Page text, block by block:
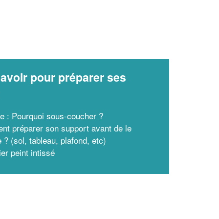
pour préparer ses
: Pourquoi sous-coucher ?
préparer son support avant de le
? (sol, tableau, plafond, etc)
peint intissé